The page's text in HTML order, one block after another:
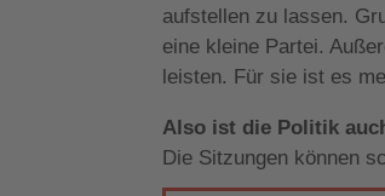
aufstellen zu lassen.
eine kleine Partei.
leisten. Für sie ist es
Also ist die Politik
Die Sitzungen können